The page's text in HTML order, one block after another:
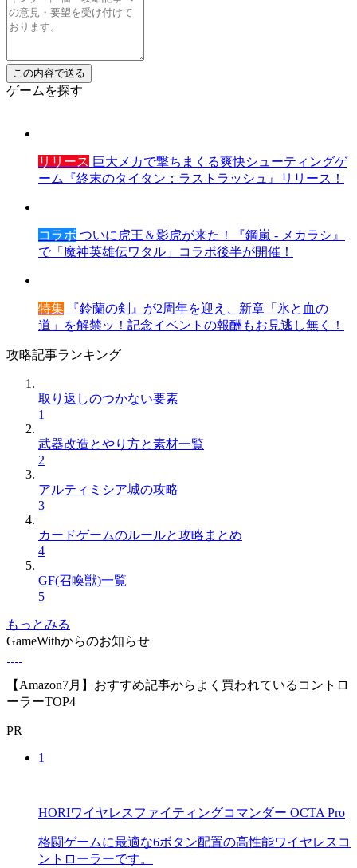
ゲームを探す
リリース 巨大メカで撃ちまくる爽快シューティングゲ
ーム『終末のタイタン：ラストラッシュ』リリース！
コラボ ついに虎王＆影虎が来た！『鋼嵐 - メカラシ』
で「魔神英雄伝ワタル」コラボ後半が開催！
特集 『鈴蘭の剣』が2周年を迎え、新章「氷と血の
道」を解禁ッ！記念イベントの報酬もお見逃し無く！
攻略記事ランキング
取り返しのつかない要素
1
武器改造とやり方と素材一覧
2
アルティミシア城の攻略
3
カードゲームのルールと攻略まとめ
4
GF(召喚獣)一覧
5
もっとみる
GameWithからのお知らせ
【Amazon7月】おすすめ記事からよく買われているコントロ
ーラーTOP4
PR
1
HORIワイヤレスファイティングコマンダー OCTA Pro
格闘ゲームに最適な6ボタン配置の高性能ワイヤレスコ
ントローラーです。